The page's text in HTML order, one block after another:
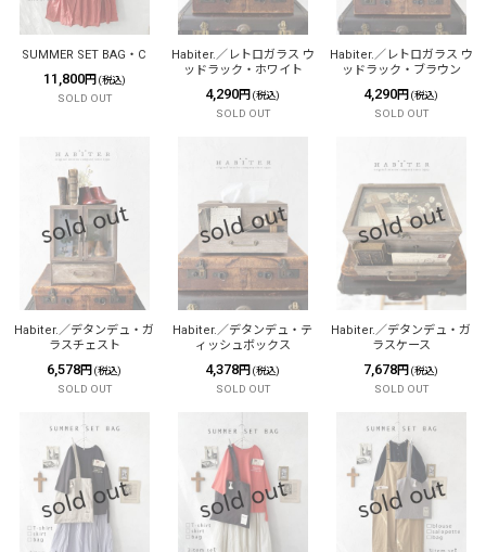
SUMMER SET BAG・C
11,800円 (税込)
SOLD OUT
Habiter.／レトロガラス ウ
ッドラック・ホワイト
4,290円 (税込)
SOLD OUT
Habiter.／レトロガラス ウ
ッドラック・ブラウン
4,290円 (税込)
SOLD OUT
Habiter.／デタンデュ・ガ
ラスチェスト
6,578円 (税込)
SOLD OUT
Habiter.／デタンデュ・テ
ィッシュボックス
4,378円 (税込)
SOLD OUT
Habiter.／デタンデュ・ガ
ラスケース
7,678円 (税込)
SOLD OUT